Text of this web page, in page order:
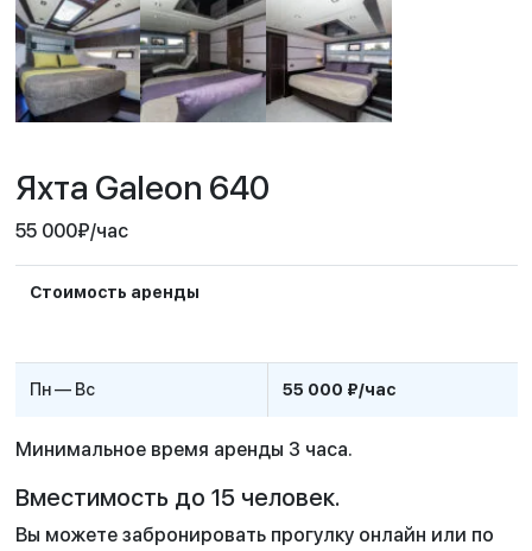
Яхта Galeon 640
55 000₽/час
Стоимость аренды
Пн — Вс 55 000 ₽/час
Минимальное время аренды 3 часа.
Вместимость до 15 человек.
Вы можете забронировать прогулку онлайн или по